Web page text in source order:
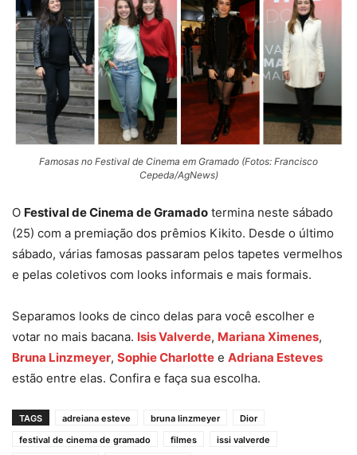
Famosas no Festival de Cinema em Gramado (Fotos: Francisco
Cepeda/AgNews)
O Festival de Cinema de Gramado termina neste sábado
(25) com a premiação dos prêmios Kikito. Desde o último
sábado, várias famosas passaram pelos tapetes vermelhos
e pelas coletivos com looks informais e mais formais.
Separamos looks de cinco delas para você escolher e
votar no mais bacana. Isis Valverde, Mariana Ximenes,
Bruna Linzmeyer, Sophie Charlotte e Adriana Esteves
estão entre elas. Confira e faça sua escolha.
TAGS adreiana esteve bruna linzmeyer
Dior
festival de cinema de gramado
filmes
issi valverde